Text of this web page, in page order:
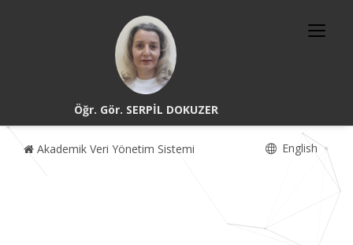
Öğr. Gör. SERPİL DOKUZER
Akademik Veri Yönetim Sistemi English